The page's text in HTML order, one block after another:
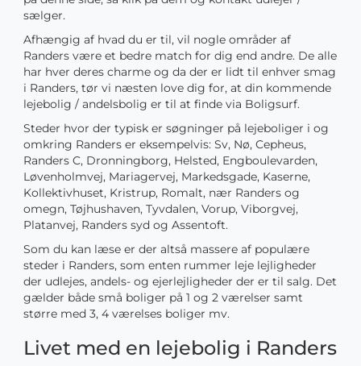
sælger.
Afhængig af hvad du er til, vil nogle områder af
Randers være et bedre match for dig end andre. De alle
har hver deres charme og da der er lidt til enhver smag
i Randers, tør vi næsten love dig for, at din kommende
lejebolig / andelsbolig er til at finde via Boligsurf.
Steder hvor der typisk er søgninger på lejeboliger i og
omkring Randers er eksempelvis: Sv, Nø, Cepheus,
Randers C, Dronningborg, Helsted, Engboulevarden,
Løvenholmvej, Mariagervej, Markedsgade, Kaserne,
Kollektivhuset, Kristrup, Romalt, nær Randers og
omegn, Tøjhushaven, Tyvdalen, Vorup, Viborgvej,
Platanvej, Randers syd og Assentoft.
Som du kan læse er der altså massere af populære
steder i Randers, som enten rummer leje lejligheder
der udlejes, andels- og ejerlejligheder der er til salg. Det
gælder både små boliger på 1 og 2 værelser samt
større med 3, 4 værelses boliger mv.
Livet med en lejebolig i Randers